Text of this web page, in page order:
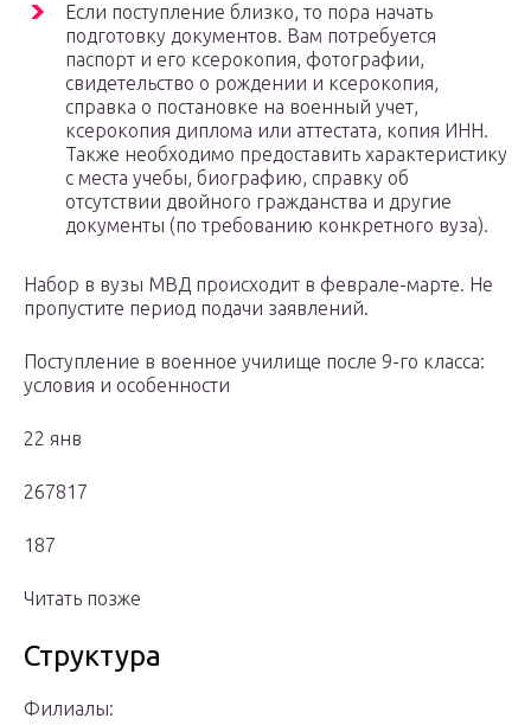
Если поступление близко, то пора начать
подготовку документов. Вам потребуется
паспорт и его ксерокопия, фотографии,
свидетельство о рождении и ксерокопия,
справка о постановке на военный учет,
ксерокопия диплома или аттестата, копия ИНН.
Также необходимо предоставить характеристику
с места учебы, биографию, справку об
отсутствии двойного гражданства и другие
документы (по требованию конкретного вуза).
Набор в вузы МВД происходит в феврале-марте. Не
пропустите период подачи заявлений.
Поступление в военное училище после 9-го класса:
условия и особенности
22 янв
267817
187
Читать позже
Структура
Филиалы: